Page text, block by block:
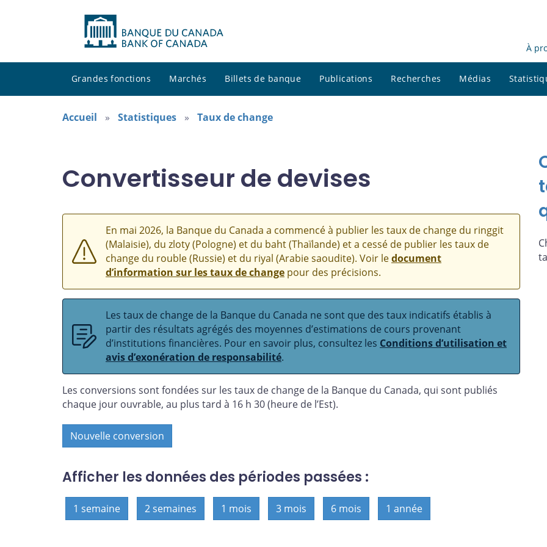
À
Grandes fonctions Marchés Billets de banque Publications Recherches Médias
Accueil Statistiques Taux de change
Convertisseur de devises
En mai 2026, la Banque du Canada a commencé à publier les taux de change du ringgit
(Malaisie), du zloty (Pologne) et du baht (Thaïlande) et a cessé de publier les taux de
change du rouble (Russie) et du riyal (Arabie saoudite). Voir ledocument
d’information sur les taux de change pour des précisions.
Les taux de change de la Banque du Canada ne sont que des taux indicatifs établis à
partir des résultats agrégés des moyennes d’estimations de cours provenant
d’institutions financières. Pour en savoir plus, consultez les Conditions d’utilisation et
avis d’exonération de responsabilité.
Les conversions sont fondées sur les taux de change de la Banque du Canada, qui sont publiés
chaque jour ouvrable, au plus tard à 16 h 30 (heure de l’Est).
Nouvelle conversion
Afficher les données des périodes passées :
1 semaine 2 semaines 1 mois 3 mois 6 mois 1 année